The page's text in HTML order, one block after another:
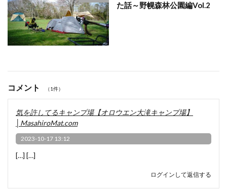
た話～野幌森林公園編Vol.2
コメント （1件）
気を許してるキャンプ場【オロウエン大滝キャンプ場】
│MasahiroMat.com
2023-10-17 13:12
[…] […]
ログインして返信する